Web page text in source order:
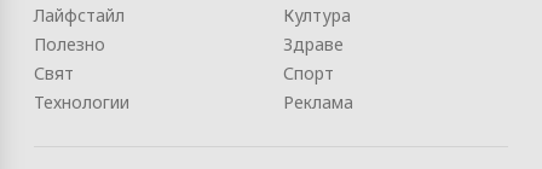
Лайфстайл
Полезно
Свят
Технологии
Култура
Здраве
Спорт
Реклама